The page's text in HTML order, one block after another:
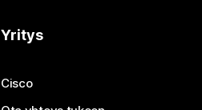
Yritys
Cisco